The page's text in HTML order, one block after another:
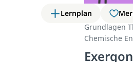
Lernplan
Grundlagen
Chemische